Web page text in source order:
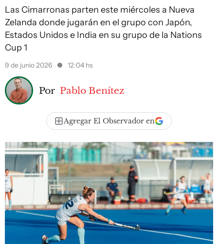
Las Cimarronas parten este miércoles a Nueva
Zelanda donde jugarán en el grupo con Japón,
Estados Unidos e India en su grupo de la Nations
Cup 1
9 de junio 2026 12:04 hs
Por Pablo Benítez
Agregar El Observador en